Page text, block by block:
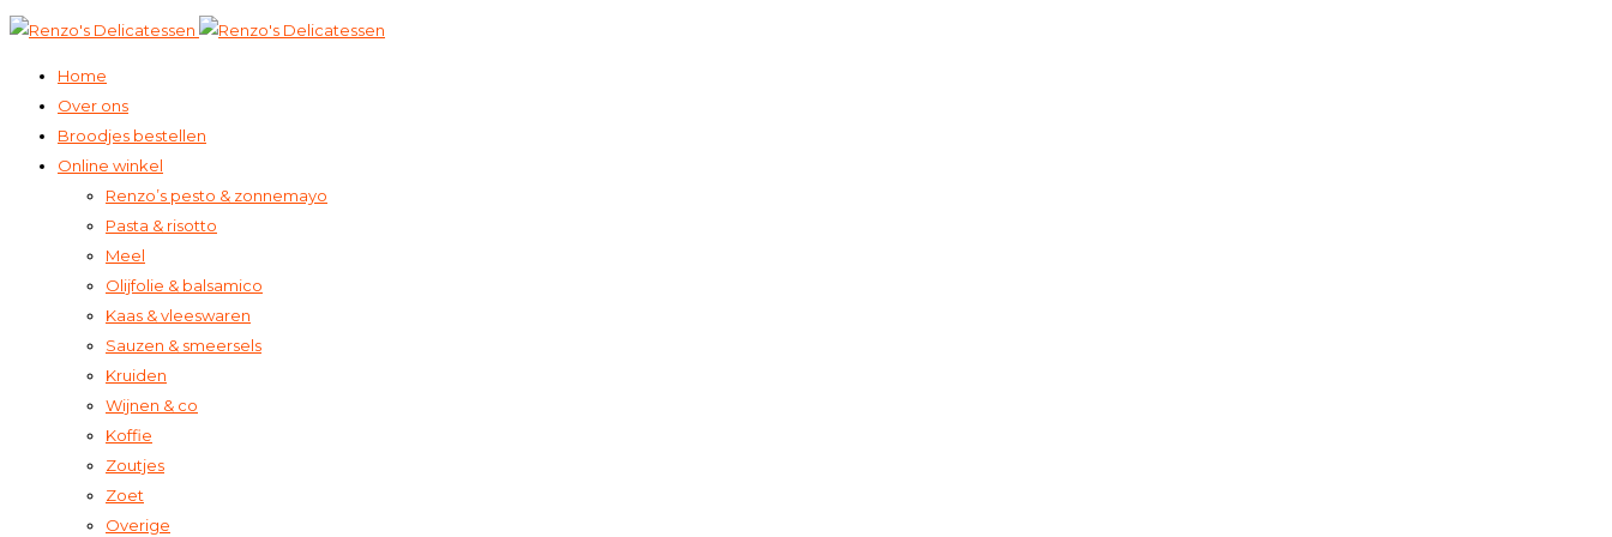
Home
Over ons
Broodjes bestellen
Online winkel
Renzo’s pesto & zonnemayo
Pasta & risotto
Meel
Olijfolie & balsamico
Kaas & vleeswaren
Sauzen & smeersels
Kruiden
Wijnen & co
Koffie
Zoutjes
Zoet
Overige